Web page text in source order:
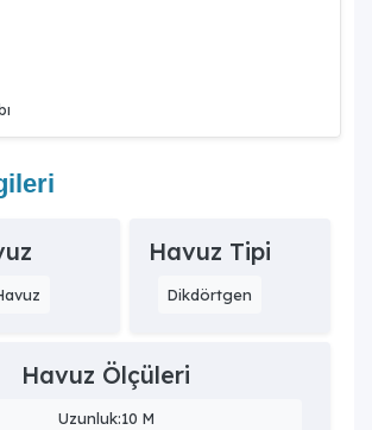
Havuz Tipi
Dikdörtgen
Havuz Ölçüleri
Uzunluk:10 M